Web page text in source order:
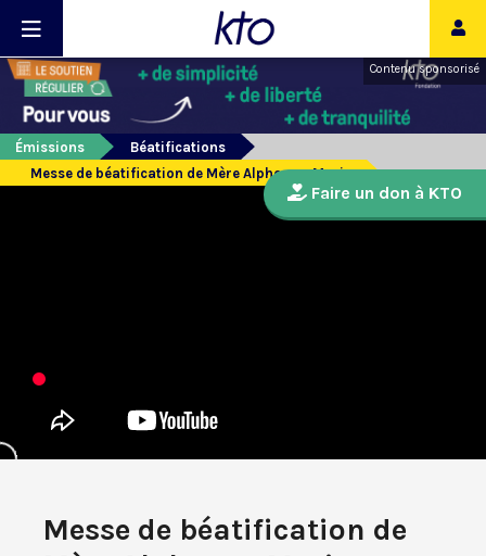
Contenu sponsorisé
Émissions
Béatifications
Messe de béatification de Mère Alphonse-Marie
Messe de béatification de
Faire un don à KTO